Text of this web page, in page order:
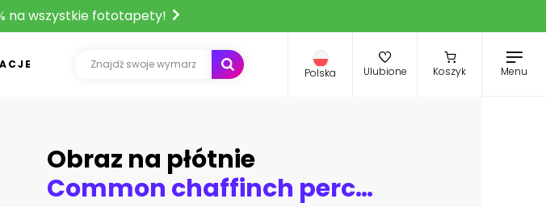
na wszystkie fototapety!
Polska Ulubione Koszyk Menu
Obraz na płótnie
Common chaffinch perching on branch in Winter